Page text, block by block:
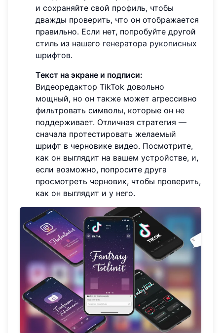
и сохраняйте свой профиль, чтобы
дважды проверить, что он отображается
правильно. Если нет, попробуйте другой
стиль из нашего генератора рукописных
шрифтов.
Текст на экране и подписи:
Видеоредактор TikTok довольно
мощный, но он также может агрессивно
фильтровать символы, которые он не
поддерживает. Отличная стратегия —
сначала протестировать желаемый
шрифт в черновике видео. Посмотрите,
как он выглядит на вашем устройстве, и,
если возможно, попросите друга
просмотреть черновик, чтобы проверить,
как он выглядит и у него.